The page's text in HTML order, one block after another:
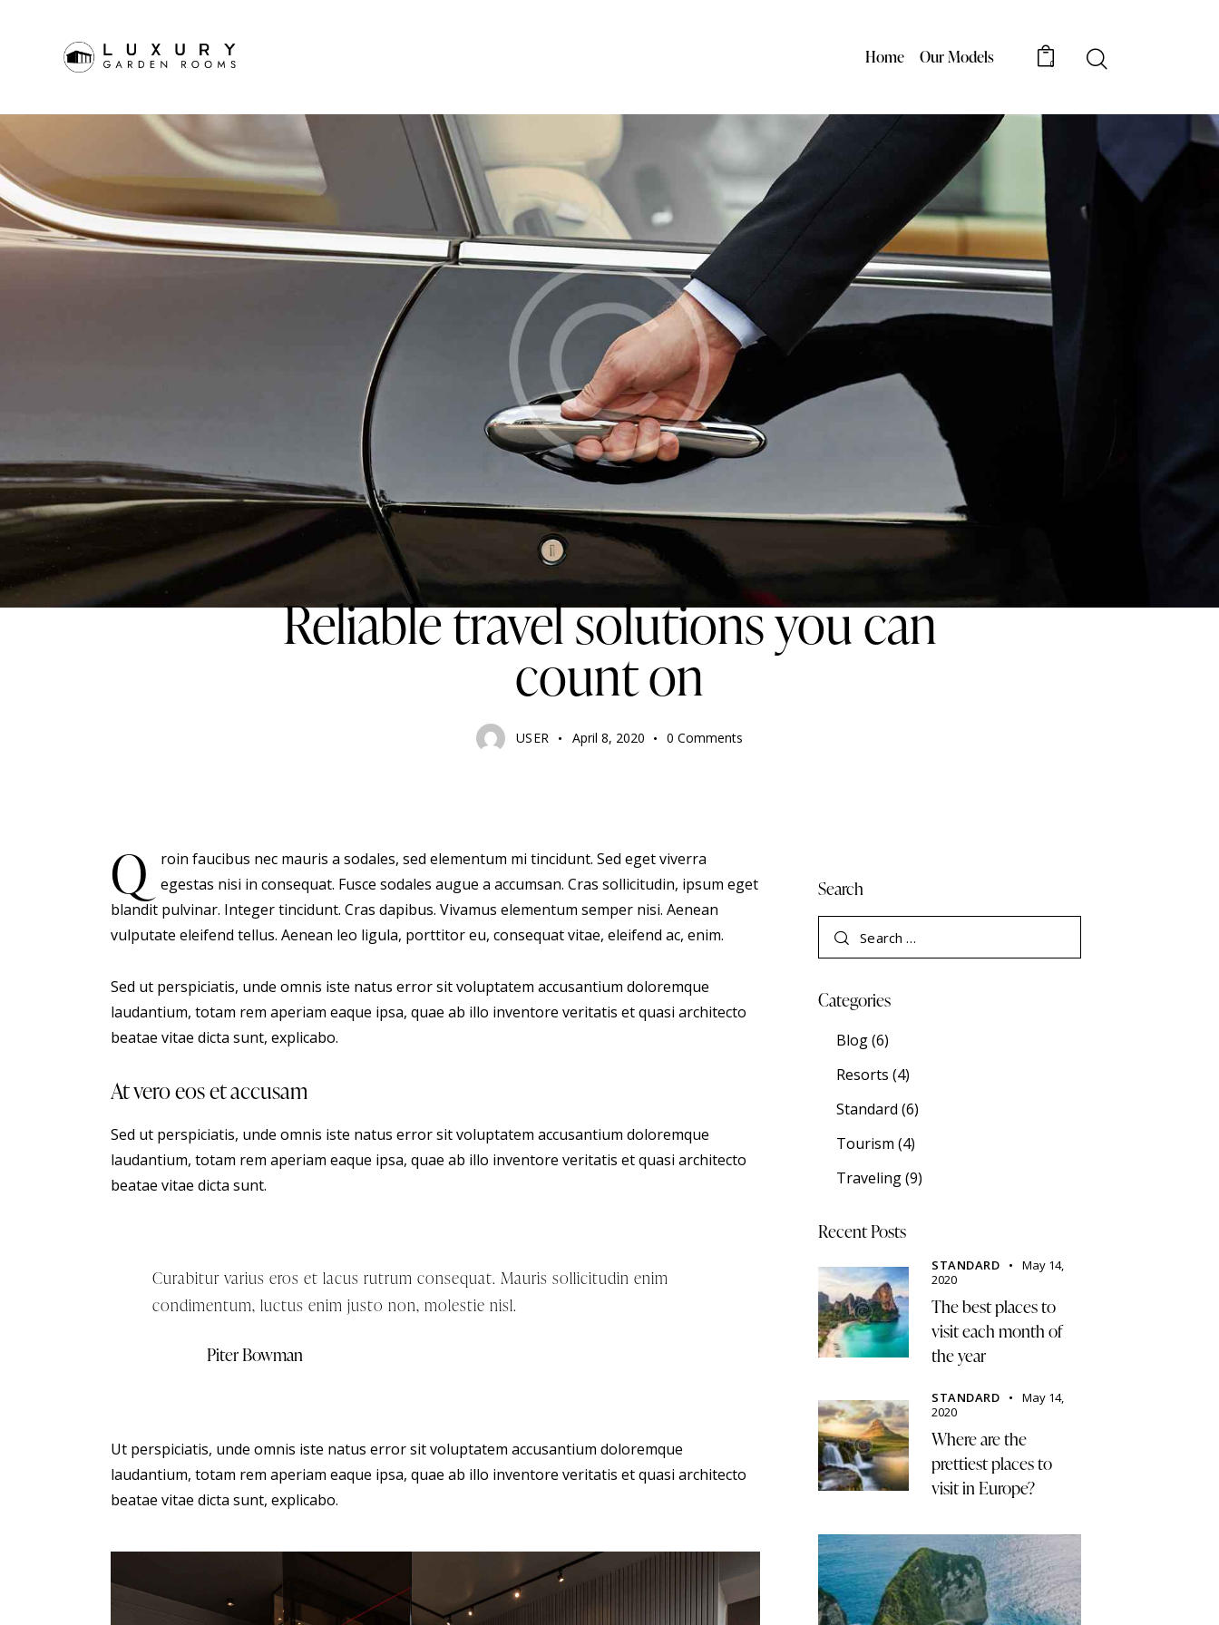
Home Our Models 0
Reliable travel solutions you can
count on
USER April 8, 2020 0 Comments
Q
roin faucibus nec mauris a sodales, sed elementum mi tincidunt. Sed eget viverra
egestas nisi in consequat. Fusce sodales augue a accumsan. Cras sollicitudin, ipsum eget
blandit pulvinar. Integer tincidunt. Cras dapibus. Vivamus elementum semper nisi. Aenean
vulputate eleifend tellus. Aenean leo ligula, porttitor eu, consequat vitae, eleifend ac, enim.
Sed ut perspiciatis, unde omnis iste natus error sit voluptatem accusantium doloremque
laudantium, totam rem aperiam eaque ipsa, quae ab illo inventore veritatis et quasi architecto
beatae vitae dicta sunt, explicabo.
At vero eos et accusam
Sed ut perspiciatis, unde omnis iste natus error sit voluptatem accusantium doloremque
laudantium, totam rem aperiam eaque ipsa, quae ab illo inventore veritatis et quasi architecto
beatae vitae dicta sunt.
Curabitur varius eros et lacus rutrum consequat. Mauris sollicitudin enim
condimentum, luctus enim justo non, molestie nisl.
Piter Bowman
Ut perspiciatis, unde omnis iste natus error sit voluptatem accusantium doloremque
laudantium, totam rem aperiam eaque ipsa, quae ab illo inventore veritatis et quasi architecto
beatae vitae dicta sunt, explicabo.
Search
Categories
Blog(6)
Resorts (4)
Standard (6)
Tourism (4)
Traveling(9)
Recent Posts
STANDARD
May 14,
2020
The best places to
visit each month of
the year
STANDARD
May 14,
2020
Where are the
prettiest places to
visit in Europe?